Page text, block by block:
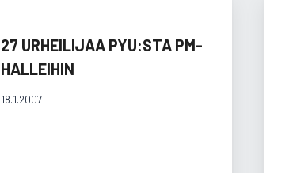
27 URHEILIJAA PYU:STA PM-
HALLEIHIN
18.1.2007